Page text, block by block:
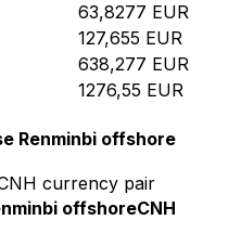
63,8277 EUR
127,655 EUR
638,277 EUR
1276,55 EUR
Renminbi offshore
currency pair
offshoreCNH